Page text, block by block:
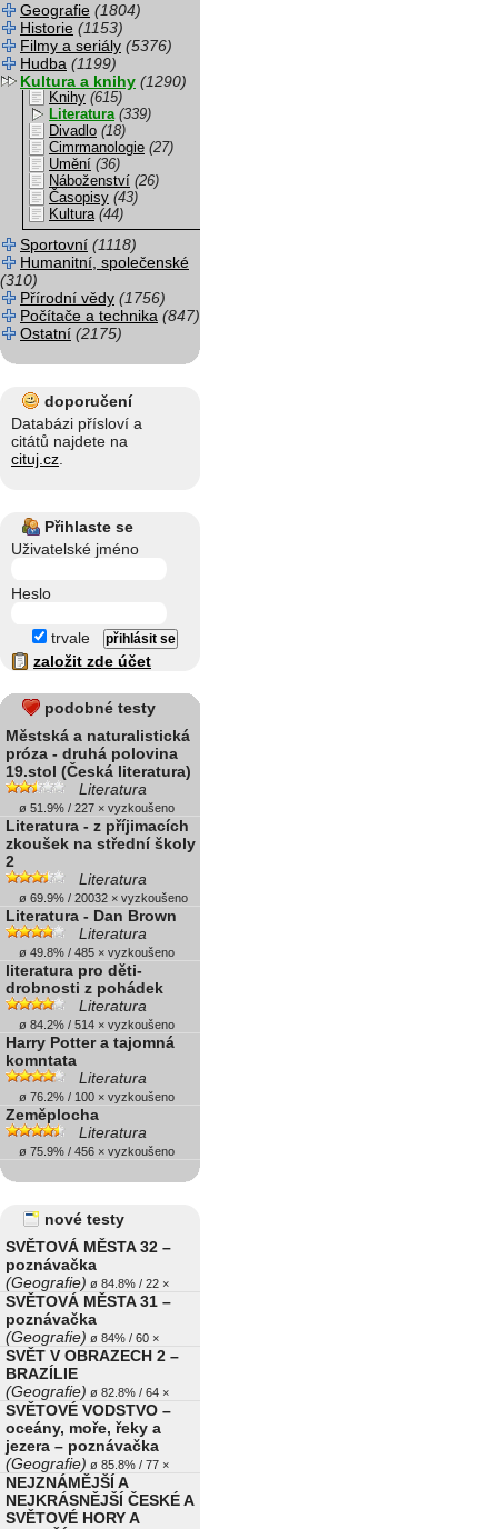
Geografie (1804)
Historie (1153)
Filmy a seriály (5376)
Hudba (1199)
Kultura a knihy (1290)
Knihy (615)
Literatura (339)
Divadlo (18)
Cimrmanologie (27)
Umění (36)
Náboženství (26)
Časopisy (43)
Kultura (44)
Sportovní (1118)
Humanitní, společenské
(310)
Přírodní vědy (1756)
Počítače a technika (847)
Ostatní (2175)
doporučení
Databázi přísloví a
citátů najdete na
cituj.cz
Přihlaste se
Uživatelské jméno
Heslo
trvale
založit zde účet
podobné testy
Městská a naturalistická
próza - druhá polovina
19.stol (Česká literatura)
Literatura
ø 51.9% / 227 × vyzkoušeno
Literatura - z příjimacích
zkoušek na střední školy
2
Literatura
ø 69.9% / 20032 × vyzkoušeno
Literatura - Dan Brown
Literatura
ø 49.8% / 485 × vyzkoušeno
literatura pro děti-
drobnosti z pohádek
Literatura
ø 84.2% / 514 × vyzkoušeno
Harry Potter a tajomná
komntata
Literatura
ø 76.2% / 100 × vyzkoušeno
Zeměplocha
Literatura
ø 75.9% / 456 × vyzkoušeno
nové testy
SVĚTOVÁ MĚSTA 32 –
poznávačka
(Geografie) ø 84.8% / 22 ×
SVĚTOVÁ MĚSTA 31 –
poznávačka
(Geografie) ø 84% / 60 ×
SVĚT V OBRAZECH 2 –
BRAZÍLIE
(Geografie) ø 82.8% / 64 ×
SVĚTOVÉ VODSTVO –
oceány, moře, řeky a
jezera – poznávačka
(Geografie) ø 85.8% / 77 ×
NEJZNÁMĚJŠÍ A
NEJKRÁSNĚJŠÍ ČESKÉ A
SVĚTOVÉ HORY A